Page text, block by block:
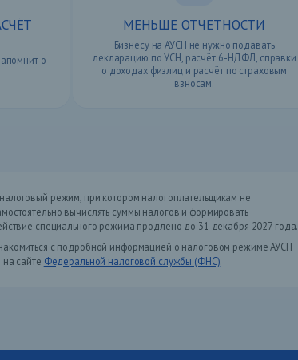
о
МЕНЬШЕ ОТЧЕТНОСТИ
Бизнесу на АУСН не нужно подавать
декларацию по УСН, расчёт 6-НДФЛ, справки
о доходах физлиц и расчёт по страховым
взносам.
режим, при котором налогоплательщикам не
вычислять суммы налогов и формировать
специального режима продлено до 31 декабря 2027 года.
с подробной информацией о налоговом режиме АУСН
сайте Федеральной налоговой службы (ФНС).